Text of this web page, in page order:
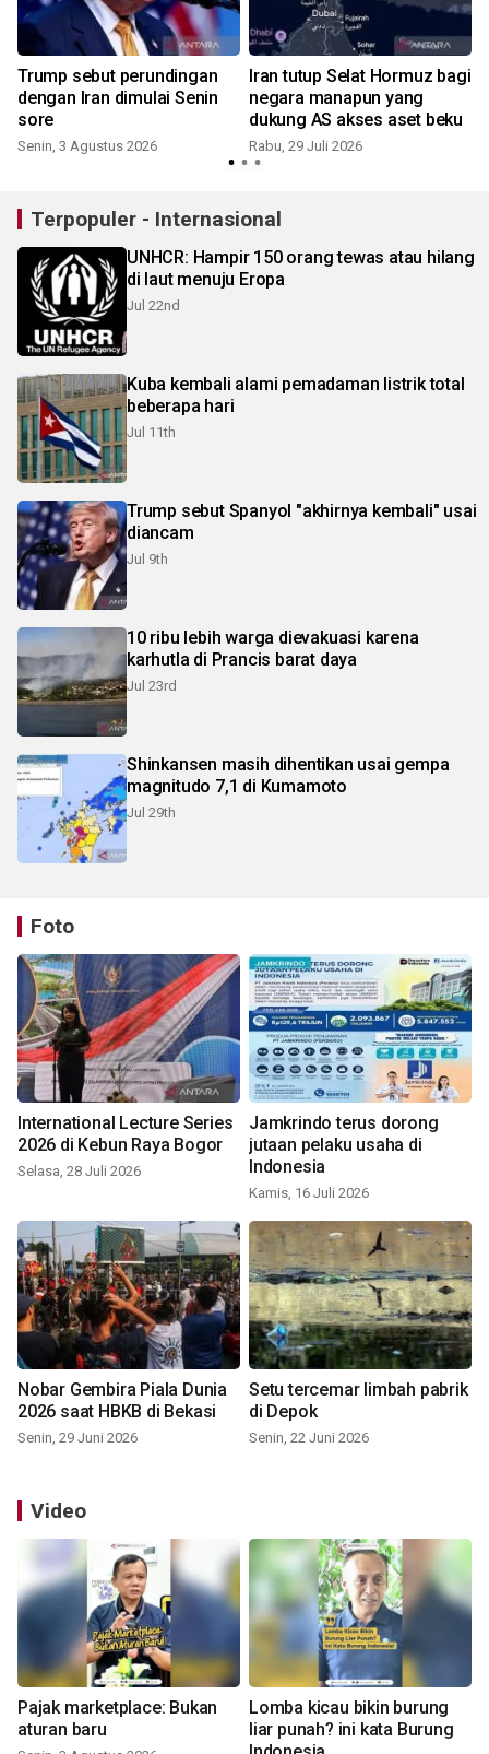
Trump sebut perundingan
dengan Iran dimulai Senin
sore
Senin, 3 Agustus 2026
Iran tutup Selat Hormuz bagi
negara manapun yang
dukung AS akses aset beku
Rabu, 29 Juli 2026
Terpopuler - Internasional
UNHCR: Hampir 150 orang tewas atau hilang
di laut menuju Eropa
Jul 22nd
Kuba kembali alami pemadaman listrik total
beberapa hari
Jul 11th
Trump sebut Spanyol "akhirnya kembali" usai
diancam
Jul 9th
10 ribu lebih warga dievakuasi karena
karhutla di Prancis barat daya
Jul 23rd
Shinkansen masih dihentikan usai gempa
magnitudo 7,1 di Kumamoto
Jul 29th
Foto
International Lecture Series
2026 di Kebun Raya Bogor
Selasa, 28 Juli 2026
Jamkrindo terus dorong
jutaan pelaku usaha di
Indonesia
Kamis, 16 Juli 2026
Nobar Gembira Piala Dunia
2026 saat HBKB di Bekasi
Senin, 29 Juni 2026
Setu tercemar limbah pabrik
di Depok
Senin, 22 Juni 2026
Video
Pajak marketplace: Bukan
aturan baru
Lomba kicau bikin burung
liar punah? ini kata Burung